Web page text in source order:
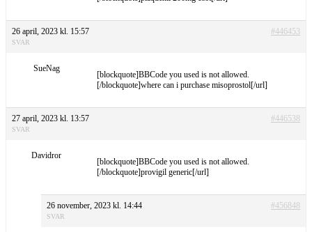
26 april, 2023 kl. 15:57 #446453
SVAR
SueNag
[blockquote]BBCode you used is not allowed.
[/blockquote]where can i purchase misoprostol[/url]
27 april, 2023 kl. 13:57 #446538
SVAR
Davidror
[blockquote]BBCode you used is not allowed.
[/blockquote]provigil generic[/url]
26 november, 2023 kl. 14:44 #456848
SVAR